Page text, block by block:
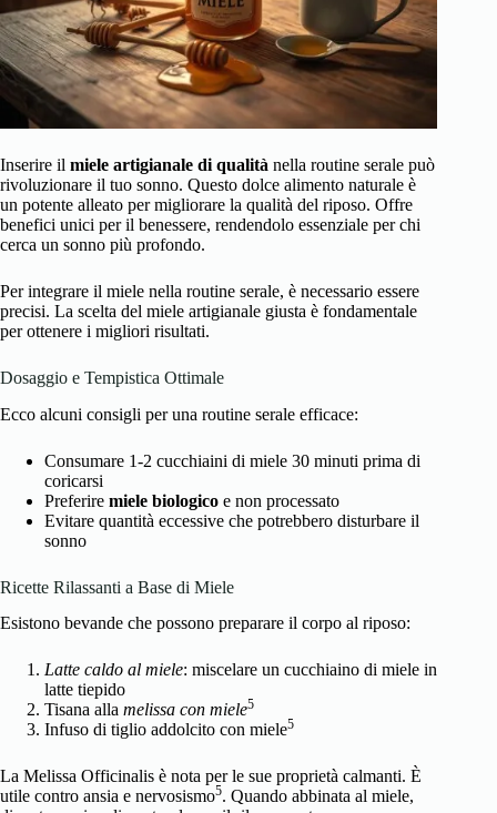
Inserire il miele artigianale di qualità nella routine serale può
rivoluzionare il tuo sonno. Questo dolce alimento naturale è
un potente alleato per migliorare la qualità del riposo. Offre
benefici unici per il benessere, rendendolo essenziale per chi
cerca un sonno più profondo.
Per integrare il miele nella routine serale, è necessario essere
precisi. La scelta del miele artigianale giusta è fondamentale
per ottenere i migliori risultati.
Dosaggio e Tempistica Ottimale
Ecco alcuni consigli per una routine serale efficace:
Consumare 1-2 cucchiaini di miele 30 minuti prima di
coricarsi
Preferire miele biologico e non processato
Evitare quantità eccessive che potrebbero disturbare il
sonno
Ricette Rilassanti a Base di Miele
Esistono bevande che possono preparare il corpo al riposo:
Latte caldo al miele: miscelare un cucchiaino di miele in
latte tiepido
Tisana alla melissa con miele5
Infuso di tiglio addolcito con miele5
La Melissa Officinalis è nota per le sue proprietà calmanti. È
utile contro ansia e nervosismo5. Quando abbinata al miele,